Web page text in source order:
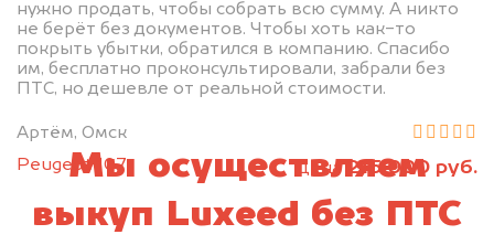
нужно продать, чтобы собрать всю сумму. А никто
не берёт без документов. Чтобы хоть как-то
покрыть убытки, обратился в компанию. Спасибо
им, бесплатно проконсультировали, забрали без
ПТС, но дешевле от реальной стоимости.
Артём, Омск
Peugeot 107
цена 215 000 руб.
Мы осуществляем
выкуп Luxeed без ПТС